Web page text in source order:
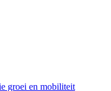
groei en mobiliteit